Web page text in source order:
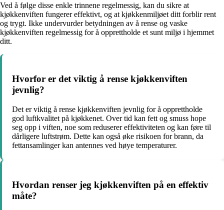
Ved å følge disse enkle trinnene regelmessig, kan du sikre at
kjøkkenviften fungerer effektivt, og at kjøkkenmiljøet ditt forblir rent
og trygt. Ikke undervurder betydningen av å rense og vaske
kjøkkenviften regelmessig for å opprettholde et sunt miljø i hjemmet
ditt.
Hvorfor er det viktig å rense kjøkkenviften
jevnlig?
Det er viktig å rense kjøkkenviften jevnlig for å opprettholde
god luftkvalitet på kjøkkenet. Over tid kan fett og smuss hope
seg opp i viften, noe som reduserer effektiviteten og kan føre til
dårligere luftstrøm. Dette kan også øke risikoen for brann, da
fettansamlinger kan antennes ved høye temperaturer.
Hvordan renser jeg kjøkkenviften på en effektiv
måte?